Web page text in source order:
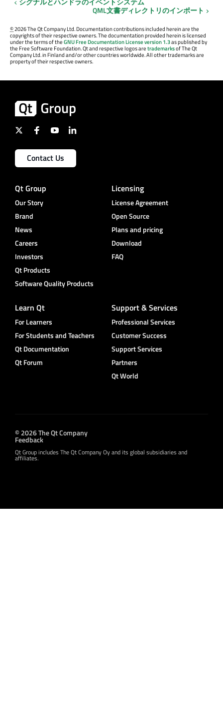
QML文書ディレクトリのインポート
©2026 The Qt Company Ltd. Documentation contributions included herein are the
copyrights of their respective owners. The documentation provided herein is licensed
under the terms of theGNU Free Documentation License version 1.3as published by
the Free Software Foundation. Qt and respective logos aretrademarksof The Qt
Company Ltd. in Finland and/or other countries worldwide. All other trademarks are
property of their respective owners.
Contact Us
Qt Group
Our Story
Brand
News
Careers
Investors
Qt Products
Software Quality Products
Licensing
License Agreement
Open Source
Plans and pricing
Download
FAQ
Learn Qt
For Learners
For Students and Teachers
Qt Documentation
Qt Forum
Support & Services
Professional Services
Customer Success
Support Services
Partners
Qt World
© 2026 The Qt Company
Feedback
Qt Group includes The Qt Company Oy and its global subsidiaries and
affiliates.